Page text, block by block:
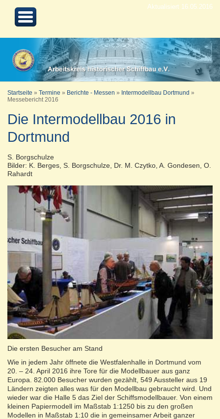
Aktualisiert 16.05.2016
Startseite » Termine » Berichte - Messen » Intermodellbau Dortmund »
Messebericht 2016
Die Intermodellbau 2016 in
Dortmund
S. Borgschulze
Bilder: K. Berges, S. Borgschulze, Dr. M. Czytko, A. Gondesen, O.
Rahardt
Die ersten Besucher am Stand
Wie in jedem Jahr öffnete die Westfalenhalle in Dortmund vom
20. – 24. April 2016 ihre Tore für die Modellbauer aus ganz
Europa. 82.000 Besucher wurden gezählt, 549 Aussteller aus 19
Ländern zeigten alles was für den Modellbau gebraucht wird. Und
wieder war die Halle 5 das Ziel der Schiffsmodellbauer. Von einem
kleinen Papiermodell im Maßstab 1:1250 bis zu den großen
Modellen in Maßstab 1:10 die in gemeinsamer Arbeit ganzer